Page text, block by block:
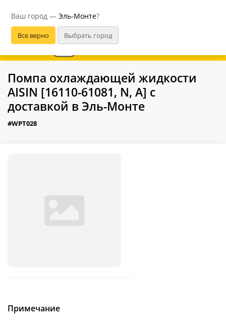
Ваш город — Эль-Монте?
В приложении удобнее
Помпа охлаждающей жидкости
AISIN [16110-61081, N, A] с
доставкой в Эль-Монте
#WPT028
Примечание